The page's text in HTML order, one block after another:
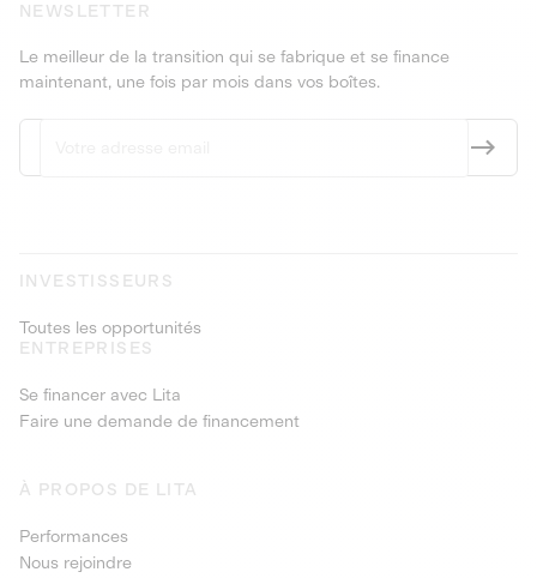
NEWSLETTER
Le meilleur de la transition qui se fabrique et se finance
maintenant, une fois par mois dans vos boîtes.
INVESTISSEURS
Toutes les opportunités
ENTREPRISES
Se financer avec Lita
Faire une demande de financement
À PROPOS DE LITA
Performances
Nous rejoindre